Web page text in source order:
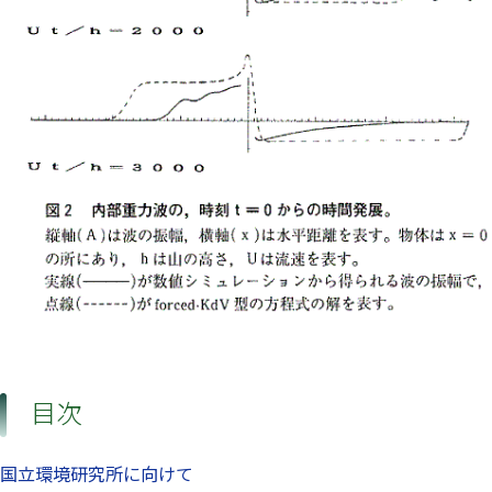
目次
国立環境研究所に向けて